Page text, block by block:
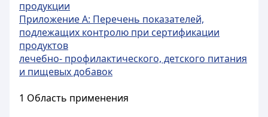
продукции
Приложение А: Перечень показателей,
подлежащих контролю при сертификации
продуктов
лечебно- профилактического, детского питания
и пищевых добавок
1 Область применения